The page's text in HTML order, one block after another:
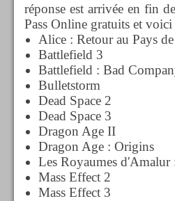
réponse est arrivée en fin
Pass Online gratuits et
Alice : Retour au Pays
Battlefield 3
Battlefield : Bad
Bulletstorm
Dead Space 2
Dead Space 3
Dragon Age II
Dragon Age : Origins
Les Royaumes d'Amalur
Mass Effect 2
Mass Effect 3